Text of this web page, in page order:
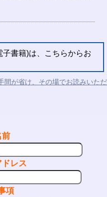
書籍)は、こちらからお
が省け、その場でお読みいただ
前
レス
項